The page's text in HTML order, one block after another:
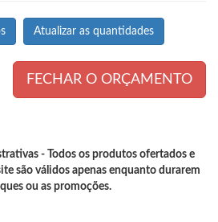
FECHAR O ORÇAMENTO
- Todos os produtos ofertados e
são válidos apenas enquanto durarem
ou as promoções.